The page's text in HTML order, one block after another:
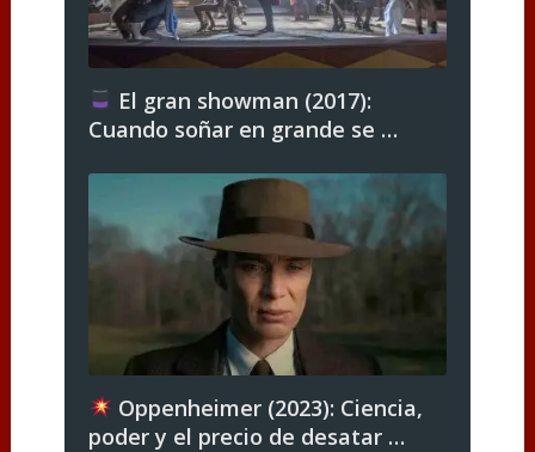
El gran showman (2017):
Cuando soñar en grande se …
Oppenheimer (2023): Ciencia,
poder y el precio de desatar …